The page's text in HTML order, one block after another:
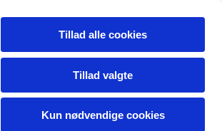
Tillad alle cookies
Tillad valgte
Kun nødvendige cookies
- Rejsen dertil